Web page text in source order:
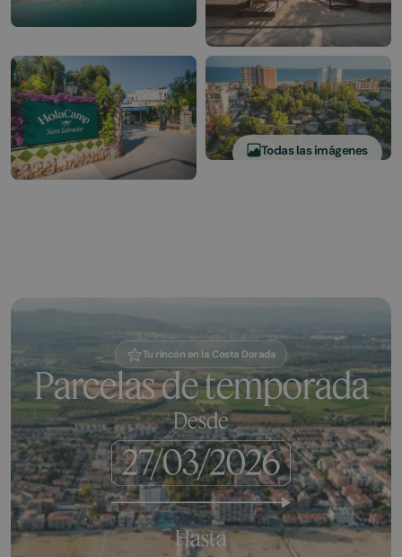
Todas las imágenes
Tu rincón en la Costa Dorada
Parcelas de temporada
Desde
Hasta